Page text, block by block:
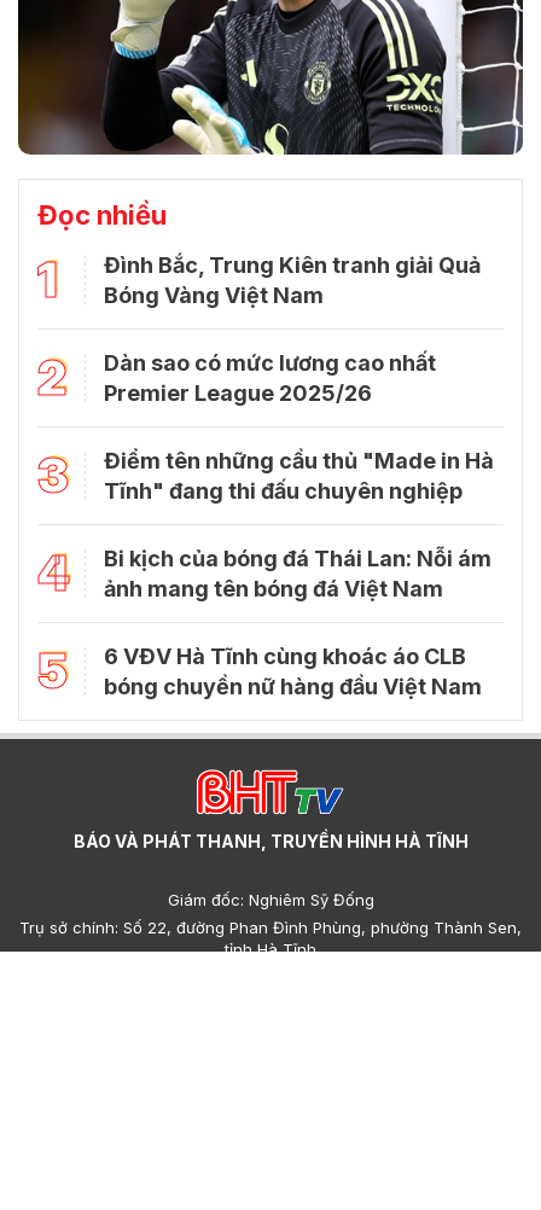
Đọc nhiều
1
Đình Bắc, Trung Kiên tranh giải Quả
Bóng Vàng Việt Nam
2
Dàn sao có mức lương cao nhất
Premier League 2025/26
3
Điểm tên những cầu thủ "Made in Hà
Tĩnh" đang thi đấu chuyên nghiệp
4
Bi kịch của bóng đá Thái Lan: Nỗi ám
ảnh mang tên bóng đá Việt Nam
5
6 VĐV Hà Tĩnh cùng khoác áo CLB
bóng chuyền nữ hàng đầu Việt Nam
BÁO VÀ PHÁT THANH, TRUYỀN HÌNH HÀ TĨNH
Giám đốc: Nghiêm Sỹ Đống
Trụ sở chính: Số 22, đường Phan Đình Phùng, phường Thành Sen,
tỉnh Hà Tĩnh